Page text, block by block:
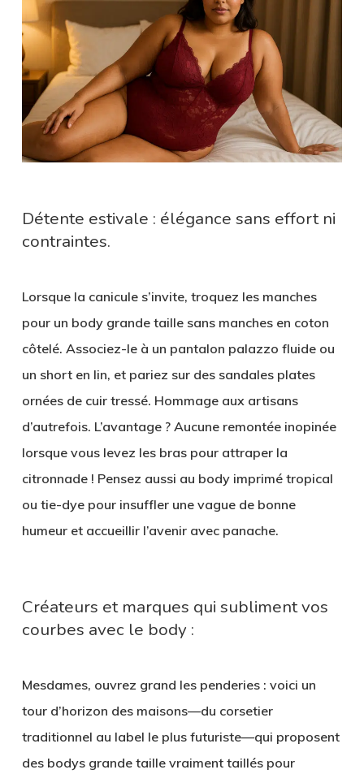
Détente estivale : élégance sans effort ni
contraintes.
Lorsque la canicule s’invite, troquez les manches
pour un body grande taille sans manches en coton
côtelé. Associez-le à un pantalon palazzo fluide ou
un short en lin, et pariez sur des sandales plates
ornées de cuir tressé. Hommage aux artisans
d’autrefois. L’avantage ? Aucune remontée inopinée
lorsque vous levez les bras pour attraper la
citronnade ! Pensez aussi au body imprimé tropical
ou tie-dye pour insuffler une vague de bonne
humeur et accueillir l’avenir avec panache.
Créateurs et marques qui subliment vos
courbes avec le body :
Mesdames, ouvrez grand les penderies : voici un
tour d’horizon des maisons—du corsetier
traditionnel au label le plus futuriste—qui proposent
des bodys grande taillevraiment taillés pour